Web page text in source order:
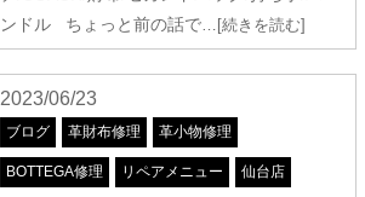
ンドル ちょっと前の話で…[続きを読む]
2023/06/23
ブログ 革財布修理 革小物修理
BOTTEGA修理 リペアメニュー 仙台店